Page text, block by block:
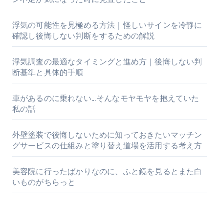
浮気の可能性を見極める方法｜怪しいサインを冷静に
確認し後悔しない判断をするための解説
浮気調査の最適なタイミングと進め方｜後悔しない判
断基準と具体的手順
車があるのに乗れない…そんなモヤモヤを抱えていた
私の話
外壁塗装で後悔しないために知っておきたいマッチン
グサービスの仕組みと塗り替え道場を活用する考え方
美容院に行ったばかりなのに、ふと鏡を見るとまた白
いものがちらっと